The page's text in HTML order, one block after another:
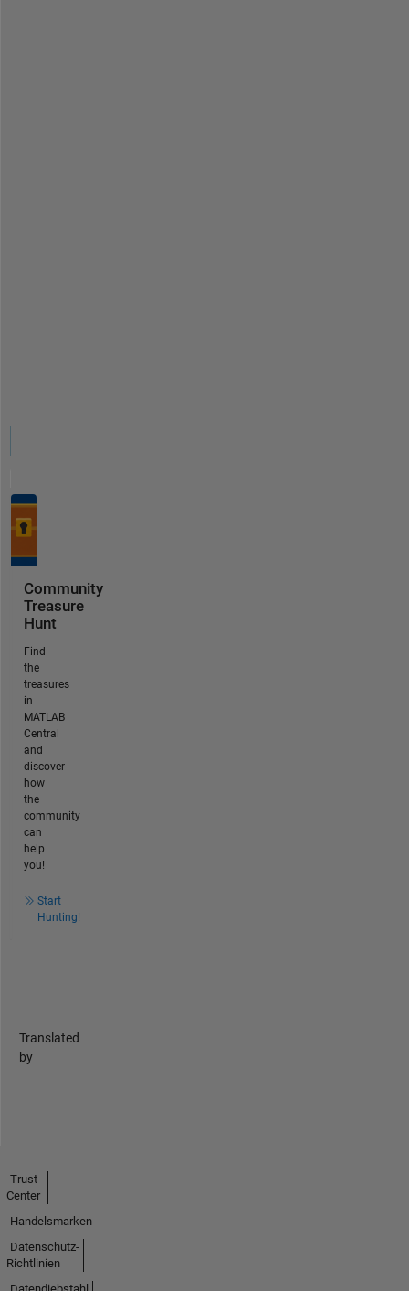
Community
Treasure
Hunt
Find
the
treasures
in
MATLAB
Central
and
discover
how
the
community
can
help
you!
Start
Hunting!
Translated
by
Trust
Center
Handelsmarken
Datenschutz-
Richtlinien